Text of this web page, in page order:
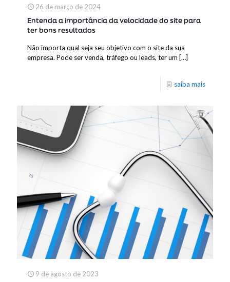
26 de março de 2024
Entenda a importância da velocidade do site para
ter bons resultados
Não importa qual seja seu objetivo com o site da sua
empresa. Pode ser venda, tráfego ou leads, ter um […]
saiba mais
9 de agosto de 2023